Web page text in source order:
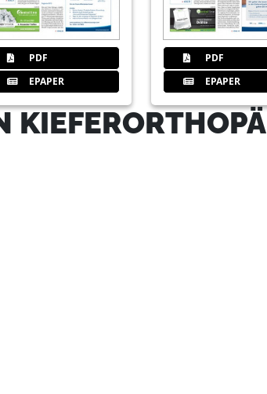
37Service
Redaktion
PDF
EPAPER
PDF
EPAPER